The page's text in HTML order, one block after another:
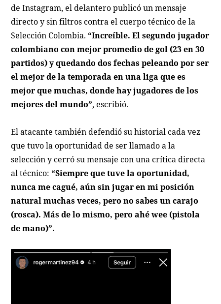
de Instagram, el delantero publicó un mensaje
directo y sin filtros contra el cuerpo técnico de la
Selección Colombia. “Increíble. El segundo jugador
colombiano con mejor promedio de gol (23 en 30
partidos) y quedando dos fechas peleando por ser
el mejor de la temporada en una liga que es
mejor que muchas, donde hay jugadores de los
mejores del mundo”, escribió.
El atacante también defendió su historial cada vez
que tuvo la oportunidad de ser llamado a la
selección y cerró su mensaje con una crítica directa
al técnico: “Siempre que tuve la oportunidad,
nunca me cagué, aún sin jugar en mi posición
natural muchas veces, pero no sabes un carajo
(rosca). Más de lo mismo, pero ahé wee (pistola
de mano)”.